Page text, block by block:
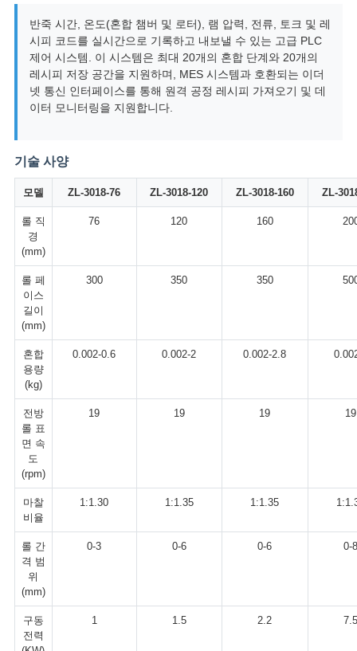
SITEMAP
PRIVACY
POLICY
반죽 시간, 온도(혼합 챔버 및 로터), 램 압력, 전류, 토크 및 레
시피 코드를 실시간으로 기록하고 내보낼 수 있는 고급 PLC
제어 시스템. 이 시스템은 최대 20개의 혼합 단계와 20개의
레시피 저장 공간을 지원하며, MES 시스템과 호환되는 이더
넷 통신 인터페이스를 통해 원격 공정 레시피 가져오기 및 데
이터 모니터링을 지원합니다.
기술 사양
모델 ZL-3018-76 ZL-3018-120 ZL-3018-160 ZL-
롤 직
경
(mm)
76 120 160
롤 페
이스
길이
(mm)
300 350 350
혼합
용량
(kg)
0.002-0.6 0.002-2 0.002-2.8
전방
롤 표
면 속
도
(rpm)
19 19 19 19
마찰
비율
1:1.30 1:1.35 1:1.35
롤 간
격 범
위
(mm)
0-3 0-6 0-6 0-
구동
전력
1 1.5 2.2